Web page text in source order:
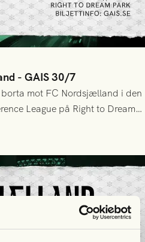
- GAIS 30/7
mot FC Nordsjælland i den
League på Right to Dream
har tagit ut följande